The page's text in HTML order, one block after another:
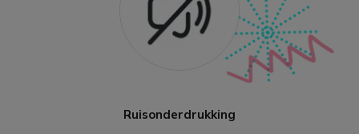
Ruisonderdrukking